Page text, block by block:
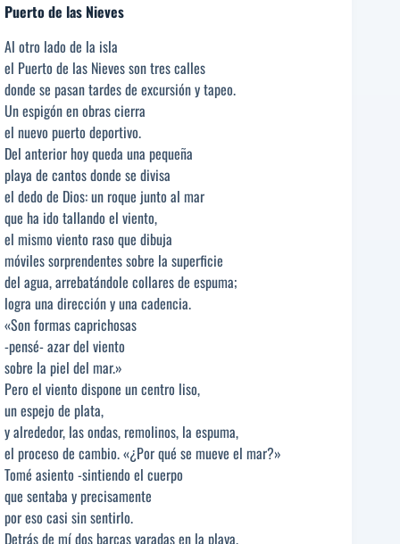
Puerto de las Nieves
Al otro lado de la isla
el Puerto de las Nieves son tres calles
donde se pasan tardes de excursión y tapeo.
Un espigón en obras cierra
el nuevo puerto deportivo.
Del anterior hoy queda una pequeña
playa de cantos donde se divisa
el dedo de Dios: un roque junto al mar
que ha ido tallando el viento,
el mismo viento raso que dibuja
móviles sorprendentes sobre la superficie
del agua, arrebatándole collares de espuma;
logra una dirección y una cadencia.
«Son formas caprichosas
-pensé- azar del viento
sobre la piel del mar.»
Pero el viento dispone un centro liso,
un espejo de plata,
y alrededor, las ondas, remolinos, la espuma,
el proceso de cambio. «¿Por qué se mueve el mar?»
Tomé asiento -sintiendo el cuerpo
que sentaba y precisamente
por eso casi sin sentirlo.
Detrás de mí dos barcas varadas en la playa.